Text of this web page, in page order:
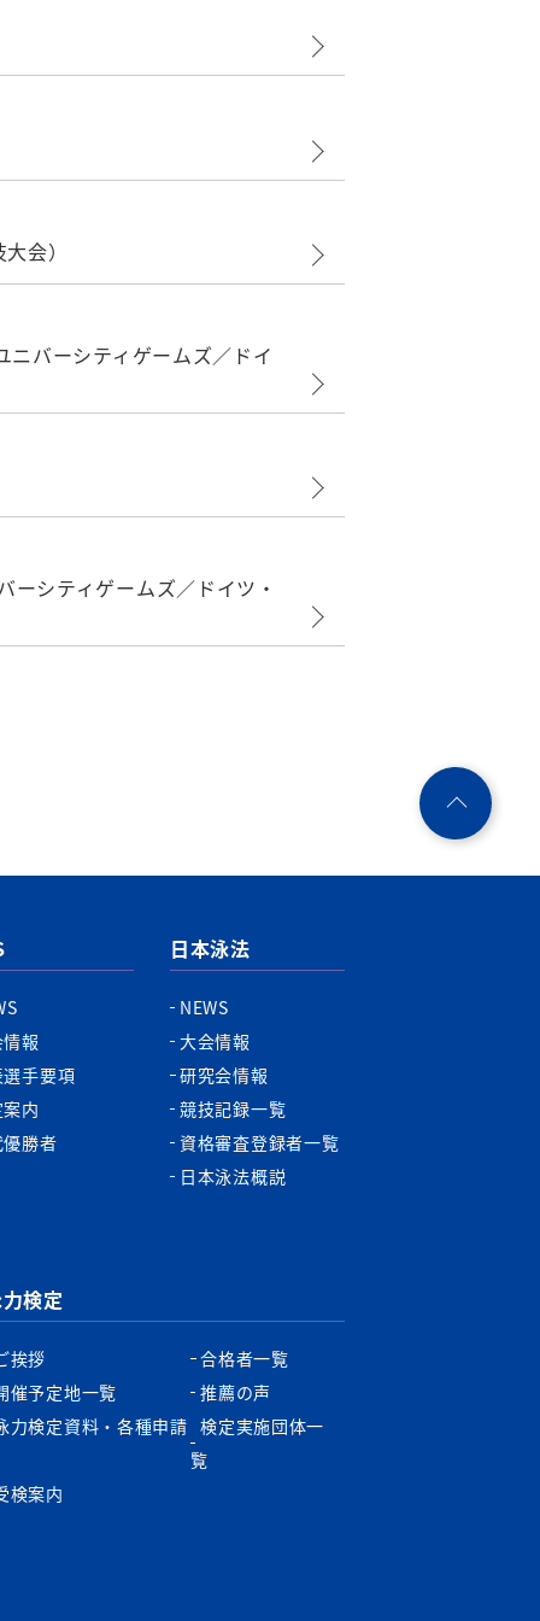
会）
ニバーシティゲームズ／ドイ
ーシティゲームズ／ドイツ・
報
手要項
内
優勝者
日本泳法
NEWS
大会情報
研究会情報
競技記録一覧
資格審査登録者一覧
日本泳法概説
検定
挨拶
催予定地一覧
力検定資料・各種申請
検案内
合格者一覧
推薦の声
検定実施団体一
覧